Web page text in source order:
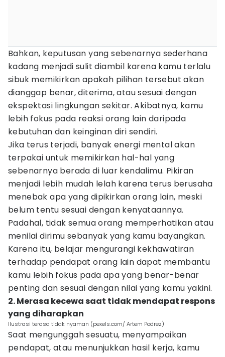
Bahkan, keputusan yang sebenarnya sederhana
kadang menjadi sulit diambil karena kamu terlalu
sibuk memikirkan apakah pilihan tersebut akan
dianggap benar, diterima, atau sesuai dengan
ekspektasi lingkungan sekitar. Akibatnya, kamu
lebih fokus pada reaksi orang lain daripada
kebutuhan dan keinginan diri sendiri.
Jika terus terjadi, banyak energi mental akan
terpakai untuk memikirkan hal-hal yang
sebenarnya berada di luar kendalimu. Pikiran
menjadi lebih mudah lelah karena terus berusaha
menebak apa yang dipikirkan orang lain, meski
belum tentu sesuai dengan kenyataannya.
Padahal, tidak semua orang memperhatikan atau
menilai dirimu sebanyak yang kamu bayangkan.
Karena itu, belajar mengurangi kekhawatiran
terhadap pendapat orang lain dapat membantu
kamu lebih fokus pada apa yang benar-benar
penting dan sesuai dengan nilai yang kamu yakini.
2. Merasa kecewa saat tidak mendapat respons
yang diharapkan
Ilustrasi terasa tidak nyaman (pexels.com/ Artem Podrez)
Saat mengunggah sesuatu, menyampaikan
pendapat, atau menunjukkan hasil kerja, kamu